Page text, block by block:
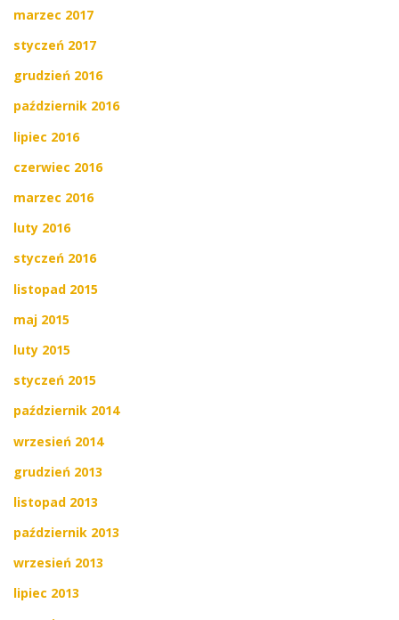
marzec 2017
styczeń 2017
grudzień 2016
październik 2016
lipiec 2016
czerwiec 2016
marzec 2016
luty 2016
styczeń 2016
listopad 2015
maj 2015
luty 2015
styczeń 2015
październik 2014
wrzesień 2014
grudzień 2013
listopad 2013
październik 2013
wrzesień 2013
lipiec 2013